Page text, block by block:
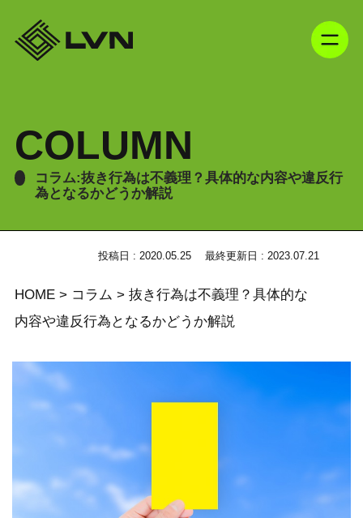
COLUMN
コラム:抜き行為は不義理？具体的な内容や違反行
為となるかどうか解説
投稿日 : 2020.05.25 最終更新日 : 2023.07.21
HOME> コラム > 抜き行為は不義理？具体的な
内容や違反行為となるかどうか解説